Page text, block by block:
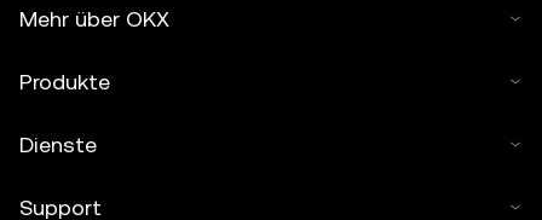
Mehr über OKX
Produkte
Dienste
Support